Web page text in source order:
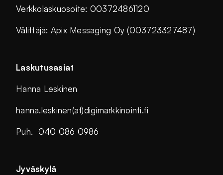
Verkkolaskuosoite: 003724861120
Välittäjä: Apix Messaging Oy (003723327487)
Laskutusasiat
Hanna Leskinen
hanna.leskinen(at)digimarkkinointi.fi
Puh. 040 086 0986
Jyväskylä